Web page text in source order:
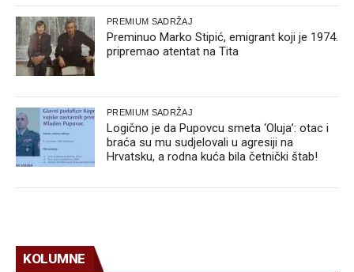
PREMIUM SADRŽAJ
Preminuo Marko Stipić, emigrant koji je 1974.
pripremao atentat na Tita
PREMIUM SADRŽAJ
Logično je da Pupovcu smeta ‘Oluja’: otac i
braća su mu sudjelovali u agresiji na
Hrvatsku, a rodna kuća bila četnički štab!
KOLUMNE